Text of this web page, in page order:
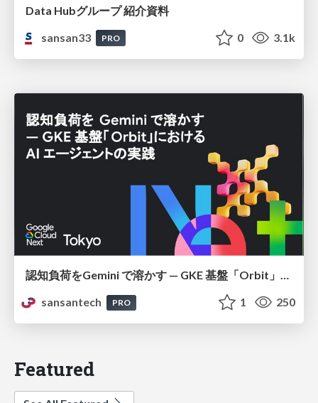
Data Hubグループ 紹介資料
sansan33
PRO 0 3.1k
認知負荷をGemini で溶かす — GKE 基盤「Orbit」における AI エージェントの実践
sansantech
PRO 1 250
Featured